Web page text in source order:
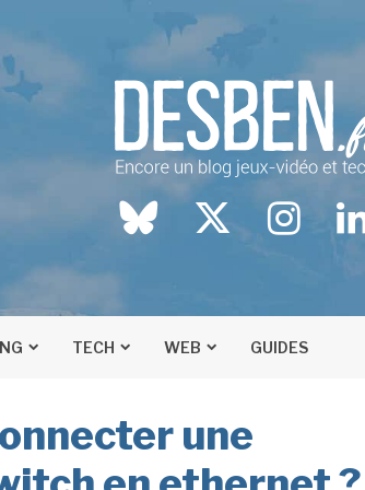
DESBEN.FR
Blog jeux-vidéo et tech
BlueSky twitter
TECH WEB GUIDES
une